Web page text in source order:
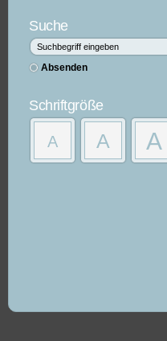
Suche
Schriftgröße
A A A